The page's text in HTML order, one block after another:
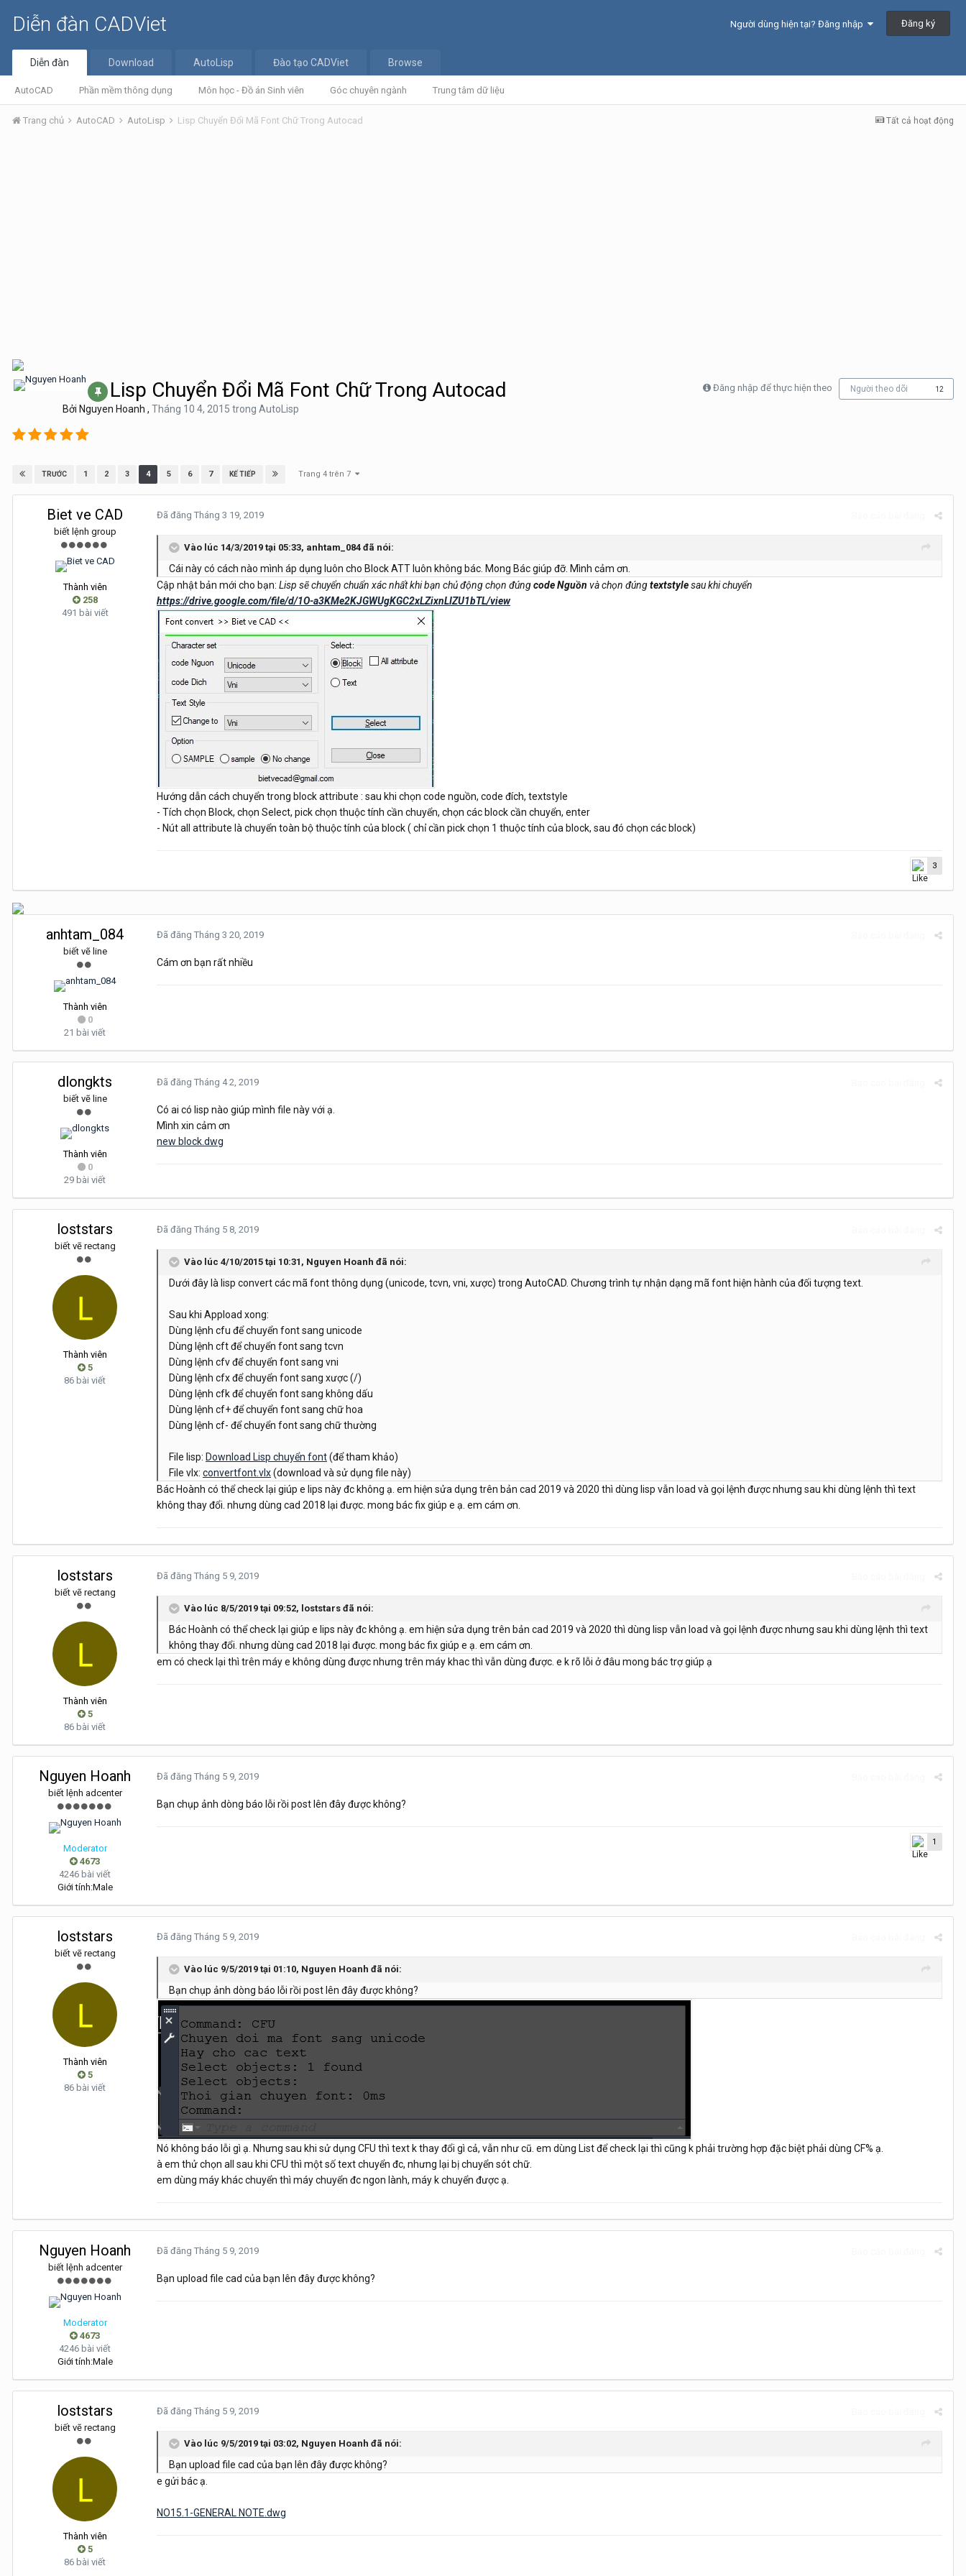
Diễn đàn CADViet Người dùng hiện tại? Đăng nhập Đăng ký
Diễn đàn
AutoCAD Phần mềm thông dụng Môn học - Đồ án Sinh viên Góc chuyên ngành Trung tâm dữ liệu
Download AutoLisp Đào tạo CADViet Browse
Tất cả hoạt động
Trang chủ AutoCAD AutoLisp Lisp Chuyển Đổi Mã Font Chữ Trong Autocad
Đăng nhập để thực hiện theo Người theo dõi 12
Lisp Chuyển Đổi Mã Font Chữ Trong Autocad
Bởi Nguyen Hoanh , Tháng 10 4, 2015 trong AutoLisp
TRƯỚC 1 2 3 4 5 6 7 KẾ TIẾP Trang 4 trên 7
Biet ve CAD
biết lệnh group
Thành viên
258
491 bài viết
Đã đăng Tháng 3 19, 2019
Vào lúc 14/3/2019 tại 05:33, anhtam_084 đã nói:
Cái này có cách nào mình áp dụng luôn cho Block ATT luôn không bác. Mong Bác giúp đỡ. Mình cảm ơn.
Cập nhật bản mới cho bạn: Lisp sẽ chuyển chuẩn xác nhất khi bạn chủ động chọn đúngcode Nguồn và chọn đúngtextstylesau khi chuyển
https://drive.google.com/file/d/1O-a3KMe2KJGWUgKGC2xLZixnLIZU1bTL/view
Hướng dẫn cách chuyển trong block attribute : sau khi chọn code nguồn, code đích, textstyle
- Tích chọn Block, chọn Select, pick chọn thuộc tính cần chuyển, chọn các block cần chuyển, enter
- Nút all attribute là chuyển toàn bộ thuộc tính của block ( chỉ cần pick chọn 1 thuộc tính của block, sau đó chọn các block)
3
anhtam_084
biết vẽ line
Thành viên
0
21 bài viết
Đã đăng Tháng 3 20, 2019
Cám ơn bạn rất nhiều
dlongkts
biết vẽ line
Thành viên
0
29 bài viết
Đã đăng Tháng 4 2, 2019
Có ai có lisp nào giúp mình file này với ạ.
Mình xin cảm ơn
new block.dwg
loststars
biết vẽ rectang
Thành viên
5
86 bài viết
Đã đăng Tháng 5 8, 2019
Vào lúc 4/10/2015 tại 10:31, Nguyen Hoanh đã nói:
Dưới đây là lisp convert các mã font thông dụng (unicode, tcvn, vni, xược) trong AutoCAD. Chương trình tự nhận dạng mã font hiện hành của đối tượng text.
Sau khi Appload xong:
Dùng lệnh cfu để chuyển font sang unicode
Dùng lệnh cft để chuyển font sang tcvn
Dùng lệnh cfv để chuyển font sang vni
Dùng lệnh cfx để chuyển font sang xược (/)
Dùng lệnh cfk để chuyển font sang không dấu
Dùng lệnh cf+ để chuyển font sang chữ hoa
Dùng lệnh cf- để chuyển font sang chữ thường
File lisp: Download Lisp chuyển font(để tham khảo)
File vlx: convertfont.vlx(download và sử dụng file này)
Bác Hoành có thể check lại giúp e lips này đc không ạ. em hiện sửa dụng trên bản cad 2019 và 2020 thì dùng lisp vẫn load và gọi lệnh được nhưng sau khi dùng lệnh thì text
không thay đổi. nhưng dùng cad 2018 lại được. mong bác fix giúp e ạ. em cám ơn.
loststars
biết vẽ rectang
Thành viên
5
86 bài viết
Đã đăng Tháng 5 9, 2019
Vào lúc 8/5/2019 tại 09:52, loststars đã nói:
Bác Hoành có thể check lại giúp e lips này đc không ạ. em hiện sửa dụng trên bản cad 2019 và 2020 thì dùng lisp vẫn load và gọi lệnh được nhưng sau khi dùng lệnh thì text
không thay đổi. nhưng dùng cad 2018 lại được. mong bác fix giúp e ạ. em cám ơn.
em có check lại thì trên máy e không dùng được nhưng trên máy khac thì vẫn dùng được. e k rõ lỗi ở đâu mong bác trợ giúp ạ
Nguyen Hoanh
biết lệnh adcenter
Moderator
4673
4246 bài viết
Giới tính:Male
Đã đăng Tháng 5 9, 2019
Bạn chụp ảnh dòng báo lỗi rồi post lên đây được không?
1
loststars
biết vẽ rectang
Thành viên
5
86 bài viết
Đã đăng Tháng 5 9, 2019
Vào lúc 9/5/2019 tại 01:10, Nguyen Hoanh đã nói:
Bạn chụp ảnh dòng báo lỗi rồi post lên đây được không?
Nó không báo lỗi gì ạ. Nhưng sau khi sử dụng CFU thì text k thay đổi gì cả, vẫn như cũ. em dùng List để check lại thì cũng k phải trường hợp đặc biệt phải dùng CF% ạ.
à em thử chọn all sau khi CFU thì một số text chuyển đc, nhưng lại bị chuyển sót chữ.
em dùng máy khác chuyển thì máy chuyển đc ngon lành, máy k chuyển được ạ.
Nguyen Hoanh
biết lệnh adcenter
Moderator
4673
4246 bài viết
Giới tính:Male
Đã đăng Tháng 5 9, 2019
Bạn upload file cad của bạn lên đây được không?
loststars
biết vẽ rectang
Thành viên
5
86 bài viết
Đã đăng Tháng 5 9, 2019
Vào lúc 9/5/2019 tại 03:02, Nguyen Hoanh đã nói:
Bạn upload file cad của bạn lên đây được không?
e gửi bác ạ.
NO15.1-GENERAL NOTE.dwg